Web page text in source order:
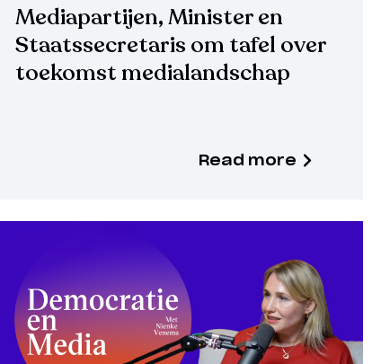
Mediapartijen, Minister en
Staatssecretaris om tafel over
toekomst medialandschap
Read more